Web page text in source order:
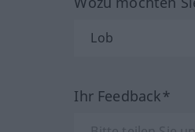
Ihr Feedback*